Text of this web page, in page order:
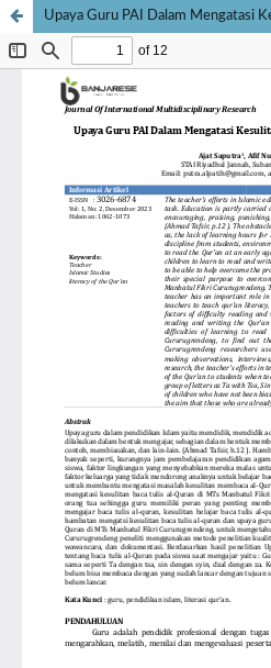
Upaya Guru PAI Dalam Mengatasi